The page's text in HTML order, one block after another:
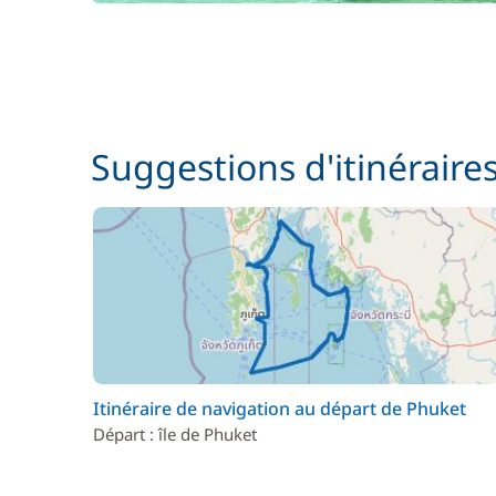
Suggestions
Itinéraire de navigation au départ de Phuket
Départ : île de Phuket